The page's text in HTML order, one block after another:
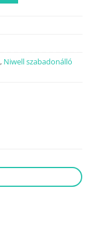
, Niwell szabadonálló